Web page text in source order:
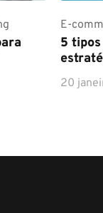
E-
5
20